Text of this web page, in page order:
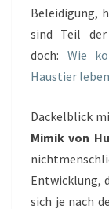
Beleidigung,
sind Teil
doch: Wie
Haustier
Dackelblick
Mimik von
Entwicklung,
sich je nach